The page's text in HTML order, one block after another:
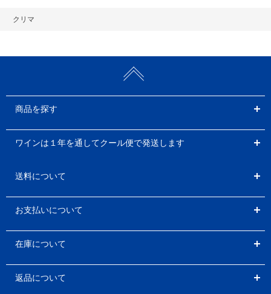
商品を探す
ワインは１年を通してクール便で発送します
送料について
お支払いについて
在庫について
返品について